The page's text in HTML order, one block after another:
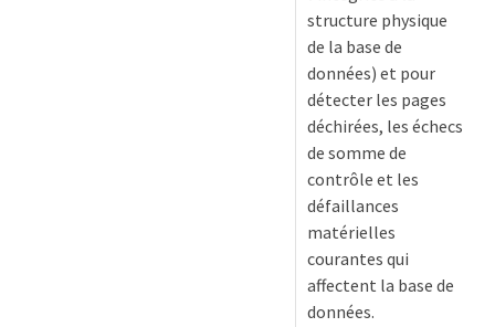
structure physique
de la base de
données) et pour
détecter les pages
déchirées, les échecs
de somme de
contrôle et les
défaillances
matérielles
courantes qui
affectent la base de
données.